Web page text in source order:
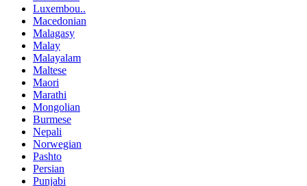
Luxembou..
Macedonian
Malagasy
Malay
Malayalam
Maltese
Maori
Marathi
Mongolian
Burmese
Nepali
Norwegian
Pashto
Persian
Punjabi